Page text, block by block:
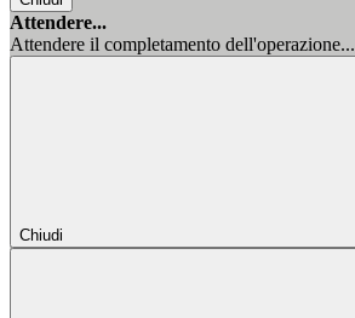
Attendere...
Attendere il completamento dell'operazione...
Chiudi